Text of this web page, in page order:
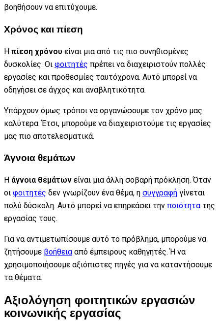
βοηθήσουν να επιτύχουμε.
Χρόνος και πίεση
Η πίεση χρόνου είναι μια από τις πιο συνηθισμένες
δυσκολίες. Οι φοιτητές πρέπει να διαχειριστούν πολλές
εργασίες και προθεσμίες ταυτόχρονα. Αυτό μπορεί να
οδηγήσει σε άγχος και αναβλητικότητα.
Υπάρχουν όμως τρόποι να οργανώσουμε τον χρόνο μας
καλύτερα. Έτσι, μπορούμε να διαχειριστούμε τις εργασίες
μας πιο αποτελεσματικά.
Άγνοια θεμάτων
Η άγνοια θεμάτων είναι μια άλλη σοβαρή πρόκληση. Όταν
οι φοιτητές δεν γνωρίζουν ένα θέμα, η συγγραφή γίνεται
πολύ δύσκολη. Αυτό μπορεί να επηρεάσει την ποιότητατης
εργασίας τους.
Για να αντιμετωπίσουμε αυτό το πρόβλημα, μπορούμε να
ζητήσουμε βοήθειααπό έμπειρους καθηγητές. Ή να
χρησιμοποιήσουμε αξιόπιστες πηγές για να καταντήσουμε
τα θέματα.
Αξιολόγηση φοιτητικών εργασιών
κοινωνικής εργασίας